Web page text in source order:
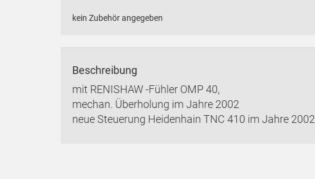
kein Zubehör angegeben
Beschreibung
mit RENISHAW -Fühler OMP 40,
mechan. Überholung im Jahre 2002
neue Steuerung Heidenhain TNC 410 im Jahre 2002